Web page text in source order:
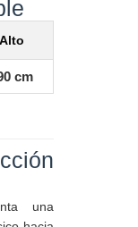
Alto
cm
una